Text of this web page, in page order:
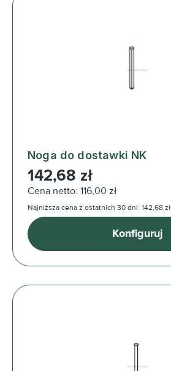
Noga do dostawki NK
Cena regularna:
142,68 zł
Cena netto: 116,00 zł
Najniższa cena z ostatnich 30 dni: 142,68 zł
Konfiguruj